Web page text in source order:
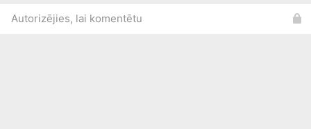
Autorizējies, lai komentētu